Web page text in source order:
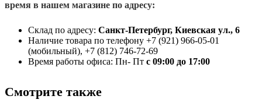
время в нашем магазине по адресу:
Склад по адресу: Санкт-Петербург, Киевская ул., 6
Наличие товара по телефону +7 (921) 966-05-01
(мобильный), +7 (812) 746-72-69
Время работы офиса: Пн- Пт с 09:00 до 17:00
Смотрите также